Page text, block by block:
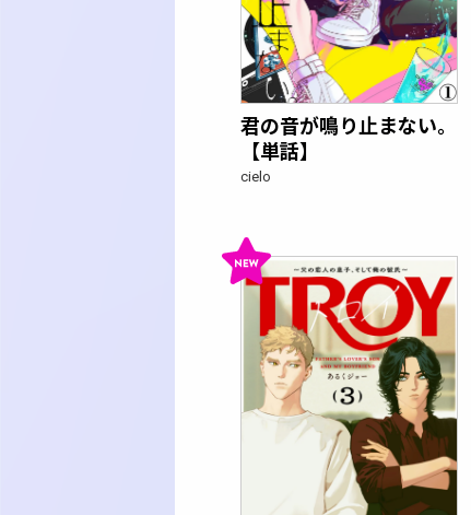
君の音が鳴り止まない。
【単話】
cielo